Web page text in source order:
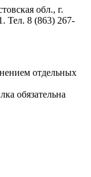
обл., г.
Тел. 8 (863) 267-
отдельных
обязательна